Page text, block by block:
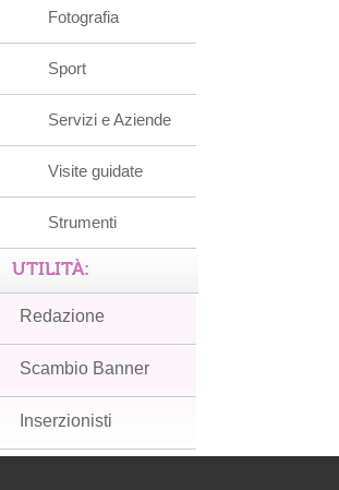
Fotografia
Sport
Servizi e Aziende
Visite guidate
Strumenti
UTILITÀ:
Redazione
Scambio Banner
Inserzionisti